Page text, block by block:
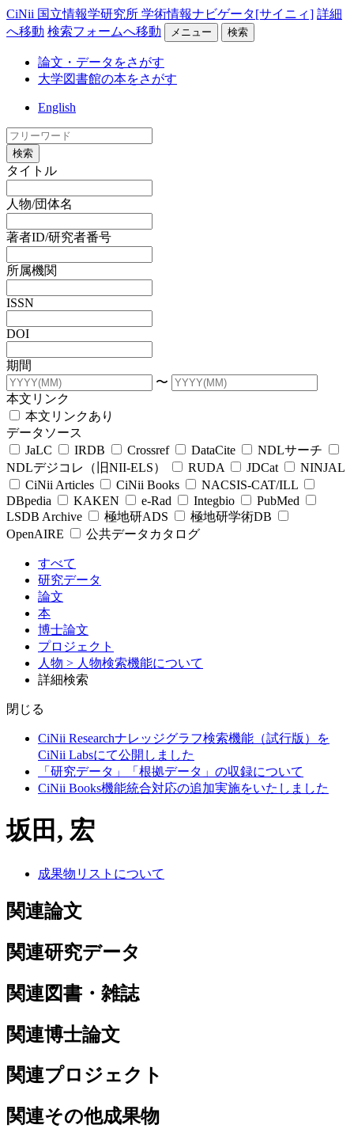
CiNii 国立情報学研究所 学術情報ナビゲータ[サイニィ] 詳細
へ移動 検索フォームへ移動 メニュー 検索
論文・データをさがす
大学図書館の本をさがす
English
検索
タイトル
人物/団体名
著者ID/研究者番号
所属機関
ISSN
DOI
期間
〜
本文リンク
本文リンクあり
データソース
JaLC
IRDB Crossref DataCite
NDLサーチ
NDLデジコレ（旧NII-ELS）
RUDA JDCat
NINJAL
CiNii Articles
CiNii Books
NACSIS-CAT/ILL
DBpedia
KAKEN e-Rad Integbio
PubMed
LSDB Archive
極地研ADS
極地研学術DB
OpenAIRE
公共データカタログ
すべて
研究データ
論文
本
博士論文
プロジェクト
人物 > 人物検索機能について
詳細検索
閉じる
CiNii Researchナレッジグラフ検索機能（試行版）を
CiNii Labsにて公開しました
「研究データ」「根拠データ」の収録について
CiNii Books機能統合対応の追加実施をいたしました
坂田, 宏
成果物リストについて
関連論文
関連研究データ
関連図書・雑誌
関連博士論文
関連プロジェクト
関連その他成果物